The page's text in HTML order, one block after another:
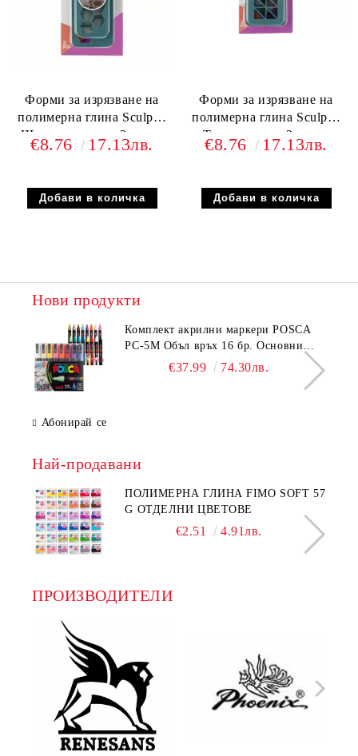
Форми за изрязване на
полимерна глина Sculpey
Шестоъгълници 2 части
€8.76 17.13лв.
Форми за изрязване на
полимерна глина Sculpey
Триъгълници 2 части
€8.76 17.13лв.
Нови продукти
Комплeкт акрилни маркери POSCA
PC-5M Объл връх 16 бр. Основни
€37.99 74.30лв.
Абонирай се
Най-продавани
ПОЛИМЕРНА ГЛИНА FIMO SOFT 57
G ОТДЕЛНИ ЦВЕТОВЕ
€2.51 4.91лв.
ПРОИЗВОДИТЕЛИ